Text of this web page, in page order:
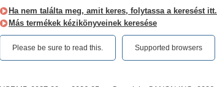
Ha nem találta meg, amit keres, folytassa a keresést itt.
Más termékek kézikönyveinek keresése
Please be sure to read this.‎ Supported browsers